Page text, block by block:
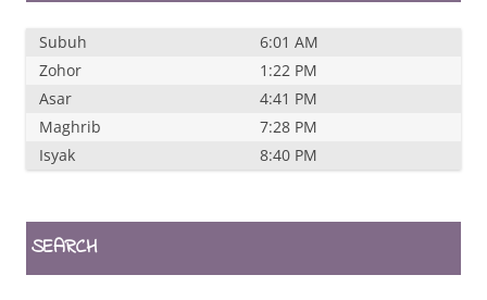
Subuh
6:01 AM
Zohor
1:22 PM
Asar
4:41 PM
Maghrib
7:28 PM
Isyak
8:40 PM
SEARCH